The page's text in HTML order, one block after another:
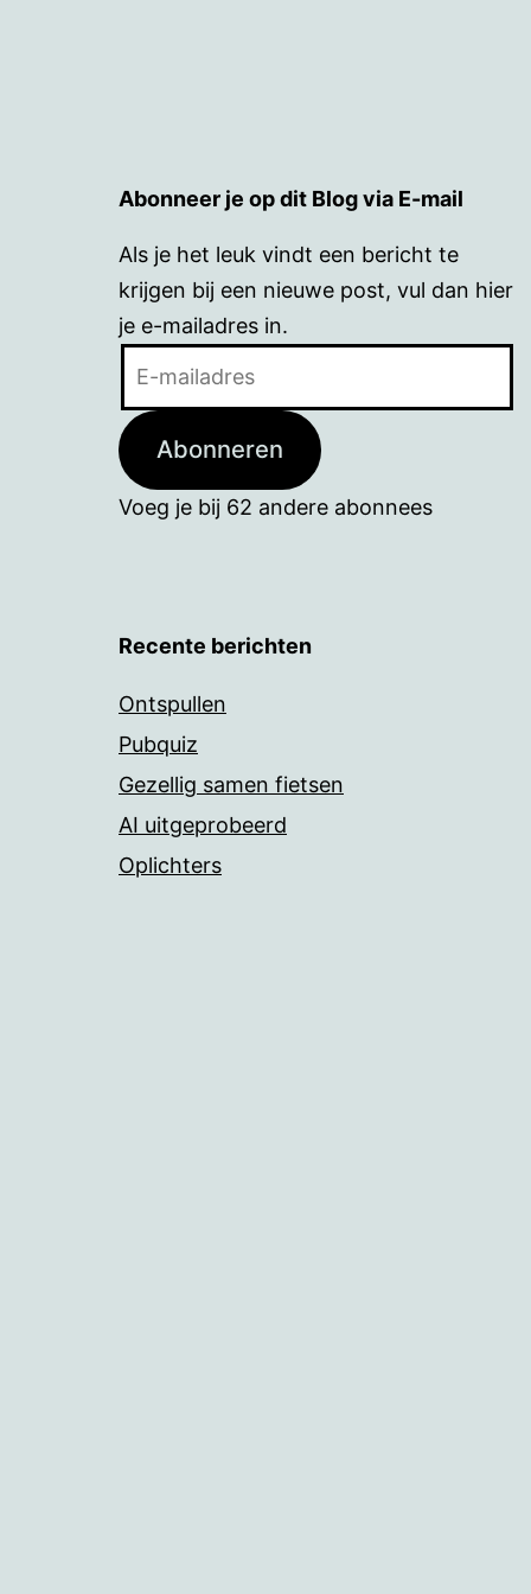
Abonneer je op dit Blog via E-mail
Als je het leuk vindt een bericht te
krijgen bij een nieuwe post, vul dan hier
je e-mailadres in.
Abonneren
Voeg je bij 62 andere abonnees
Recente berichten
Ontspullen
Pubquiz
Gezellig samen fietsen
AI uitgeprobeerd
Oplichters